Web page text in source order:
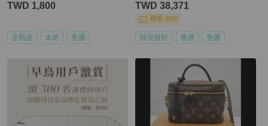
TWD 1,800
全新品 本地 免運
TWD 38,371
現折 800
狀況良好 香港 免運